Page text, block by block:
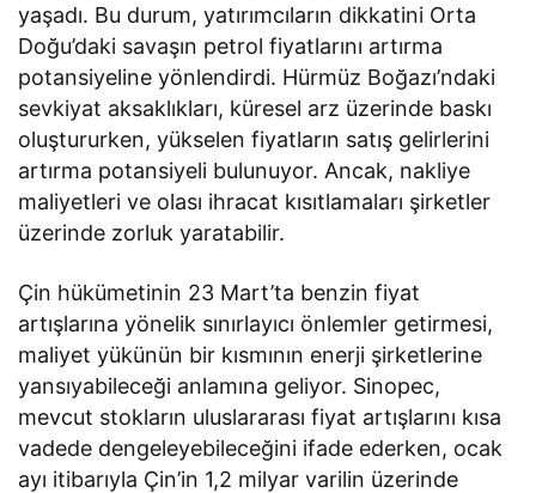
yaşadı. Bu durum, yatırımcıların dikkatini Orta
Doğu’daki savaşın petrol fiyatlarını artırma
potansiyeline yönlendirdi. Hürmüz Boğazı’ndaki
sevkiyat aksaklıkları, küresel arz üzerinde baskı
oluştururken, yükselen fiyatların satış gelirlerini
artırma potansiyeli bulunuyor. Ancak, nakliye
maliyetleri ve olası ihracat kısıtlamaları şirketler
üzerinde zorluk yaratabilir.
Çin hükümetinin 23 Mart’ta benzin fiyat
artışlarına yönelik sınırlayıcı önlemler getirmesi,
maliyet yükünün bir kısmının enerji şirketlerine
yansıyabileceği anlamına geliyor. Sinopec,
mevcut stokların uluslararası fiyat artışlarını kısa
vadede dengeleyebileceğini ifade ederken, ocak
ayı itibarıyla Çin’in 1,2 milyar varilin üzerinde